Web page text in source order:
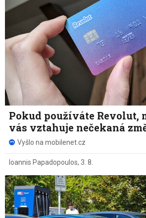
Pokud používáte Revolut,
vás vztahuje nečekaná
Vyšlo na mobilenet.cz
Ioannis Papadopoulos, 3. 8.